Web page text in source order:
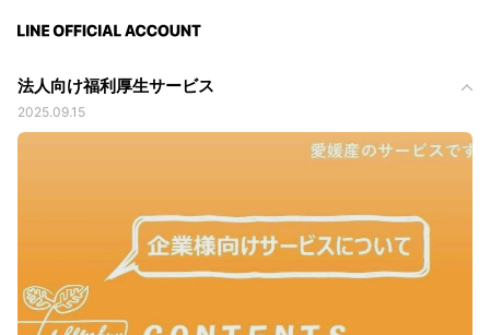
法人向け福利厚生サービス
2025.09.15